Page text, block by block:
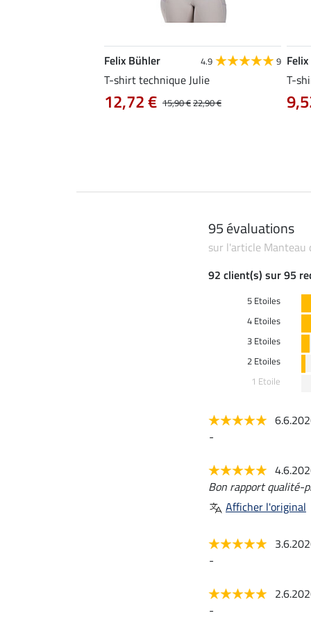
Felix Bühler 4.9 9
T-shirt technique Julie
15,90 €22,90 €
12,72 €
T-
95 évaluations
sur l'article Manteau
92 client(s) sur 95
5 Etoiles
4 Etoiles
3 Etoiles
2 Etoiles
1 Etoile
-
Bon rapport qualité-
Afficher l'original
-
-